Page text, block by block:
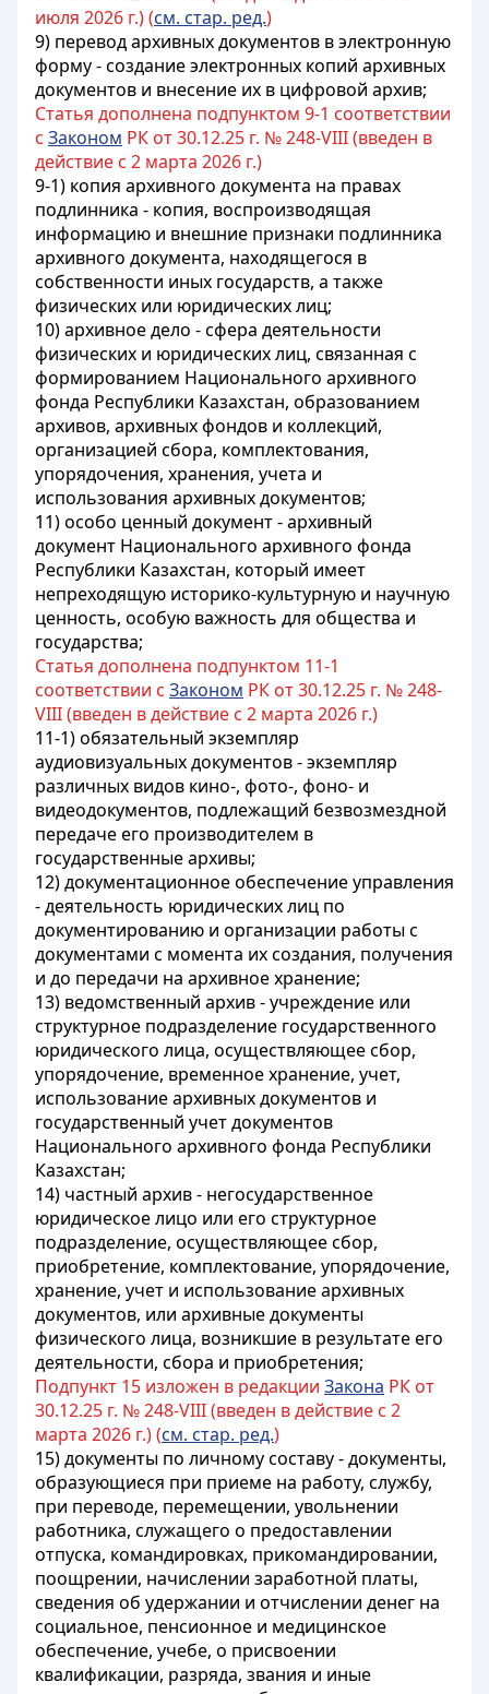
июля 2026 г.) (см. стар. ред.)
9) перевод архивных документов в электронную
форму - создание электронных копий архивных
документов и внесение их в цифровой архив;
Статья дополнена подпунктом 9-1 соответствии
с Законом РК от 30.12.25 г. № 248-VIII (введен в
действие с 2 марта 2026 г.)
9-1) копия архивного документа на правах
подлинника - копия, воспроизводящая
информацию и внешние признаки подлинника
архивного документа, находящегося в
собственности иных государств, а также
физических или юридических лиц;
10) архивное дело - сфера деятельности
физических и юридических лиц, связанная с
формированием Национального архивного
фонда Республики Казахстан, образованием
архивов, архивных фондов и коллекций,
организацией сбора, комплектования,
упорядочения, хранения, учета и
использования архивных документов;
11) особо ценный документ - архивный
документ Национального архивного фонда
Республики Казахстан, который имеет
непреходящую историко-культурную и научную
ценность, особую важность для общества и
государства;
Статья дополнена подпунктом 11-1
соответствии с Законом РК от 30.12.25 г. № 248-
VIII (введен в действие с 2 марта 2026 г.)
11-1) обязательный экземпляр
аудиовизуальных документов - экземпляр
различных видов кино-, фото-, фоно- и
видеодокументов, подлежащий безвозмездной
передаче его производителем в
государственные архивы;
12) документационное обеспечение управления
- деятельность юридических лиц по
документированию и организации работы с
документами с момента их создания, получения
и до передачи на архивное хранение;
13) ведомственный архив - учреждение или
структурное подразделение государственного
юридического лица, осуществляющее сбор,
упорядочение, временное хранение, учет,
использование архивных документов и
государственный учет документов
Национального архивного фонда Республики
Казахстан;
14) частный архив - негосударственное
юридическое лицо или его структурное
подразделение, осуществляющее сбор,
приобретение, комплектование, упорядочение,
хранение, учет и использование архивных
документов, или архивные документы
физического лица, возникшие в результате его
деятельности, сбора и приобретения;
Подпункт 15 изложен в редакции Закона РК от
30.12.25 г. № 248-VIII (введен в действие с 2
марта 2026 г.) (см. стар. ред.)
15) документы по личному составу - документы,
образующиеся при приеме на работу, службу,
при переводе, перемещении, увольнении
работника, служащего о предоставлении
отпуска, командировках, прикомандировании,
поощрении, начислении заработной платы,
сведения об удержании и отчислении денег на
социальное, пенсионное и медицинское
обеспечение, учебе, о присвоении
квалификации, разряда, звания и иные